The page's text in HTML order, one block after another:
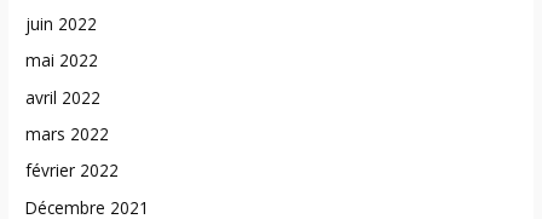
juin 2022
mai 2022
avril 2022
mars 2022
février 2022
Décembre 2021